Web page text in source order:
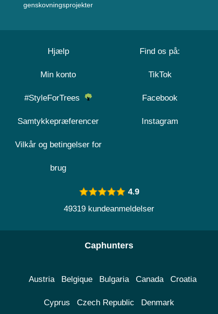
genskovningsprojekter
Hjælp
Min konto
#StyleForTrees
Samtykkepræferencer
Vilkår og betingelser for
brug
Find os på:
TikTok
Facebook
Instagram
4.9
49319 kundeanmeldelser
Caphunters
Austria Belgique Bulgaria Canada Croatia
Cyprus Czech Republic Denmark